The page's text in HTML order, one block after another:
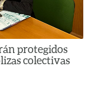
protegidos
colectivas